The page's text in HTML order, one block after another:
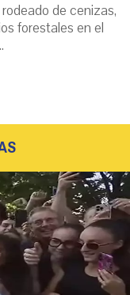
de cenizas,
forestales en el